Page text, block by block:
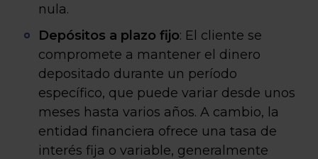
nula.
Depósitos a plazo fijo: El cliente se
compromete a mantener el dinero
depositado durante un período
específico, que puede variar desde unos
meses hasta varios años. A cambio, la
entidad financiera ofrece una tasa de
interés fija o variable, generalmente